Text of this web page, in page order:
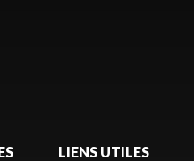
LIENS UTILES